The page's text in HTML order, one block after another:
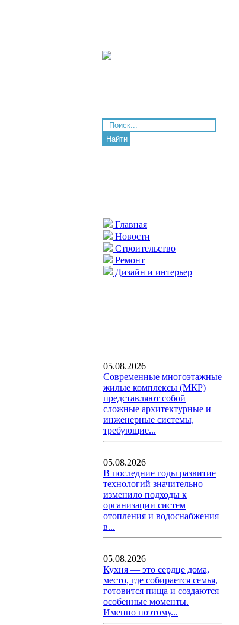
Найти
Главная
Новости
Строительство
Ремонт
Дизайн и интерьер
05.08.2026
Современные многоэтажные
жилые комплексы (МКР)
представляют собой
сложные архитектурные и
инженерные системы,
требующие...
05.08.2026
В последние годы развитие
технологий значительно
изменило подходы к
организации систем
отопления и водоснабжения
в...
05.08.2026
Кухня — это сердце дома,
место, где собирается семья,
готовится пища и создаются
особенные моменты.
Именно поэтому...